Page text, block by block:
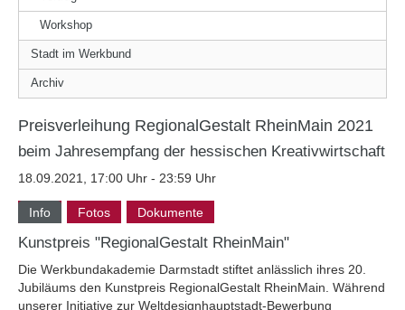
Workshop
Stadt im Werkbund
Archiv
Preisverleihung RegionalGestalt RheinMain 2021
beim Jahresempfang der hessischen Kreativwirtschaft
18.09.2021, 17:00 Uhr - 23:59 Uhr
Info Fotos Dokumente
Kunstpreis "RegionalGestalt RheinMain"
Die Werkbundakademie Darmstadt stiftet anlässlich ihres 20.
Jubiläums den Kunstpreis RegionalGestalt RheinMain. Während
unserer Initiative zur Weltdesignhauptstadt-Bewerbung